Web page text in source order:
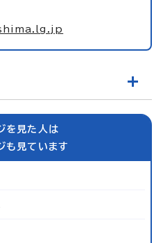
を見た人は
も見ています